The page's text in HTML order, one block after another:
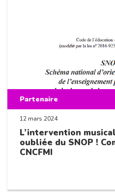
Partenaire
12 mars 2024
L’intervention
oubliée du SNOP !
CNCFMI